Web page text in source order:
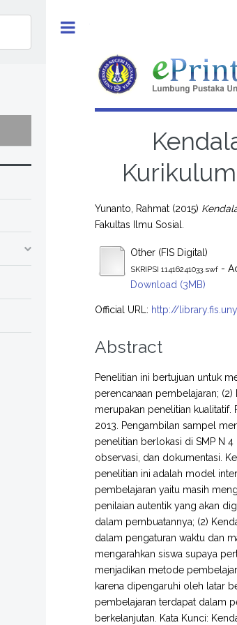
Yunanto, Rahmat (2015)
Fakultas Ilmu Sosial.
Other (FIS Digital)
SKRIPSI 11416241033.swf -
Download (3MB)
Official URL: http://
Abstract
Penelitian ini bertujuan untuk
perencanaan pembelajaran;
merupakan penelitian
2013. Pengambilan sampel
penelitian berlokasi di SMP N 4
observasi, dan dokumentasi.
penelitian ini adalah model
pembelajaran yaitu masih
penilaian autentik yang akan
dalam pembuatannya; (2)
dalam pengaturan waktu dan
mengarahkan siswa supaya
menjadikan metode
karena dipengaruhi oleh latar
pembelajaran terdapat dalam
berkelanjutan. Kata Kunci: